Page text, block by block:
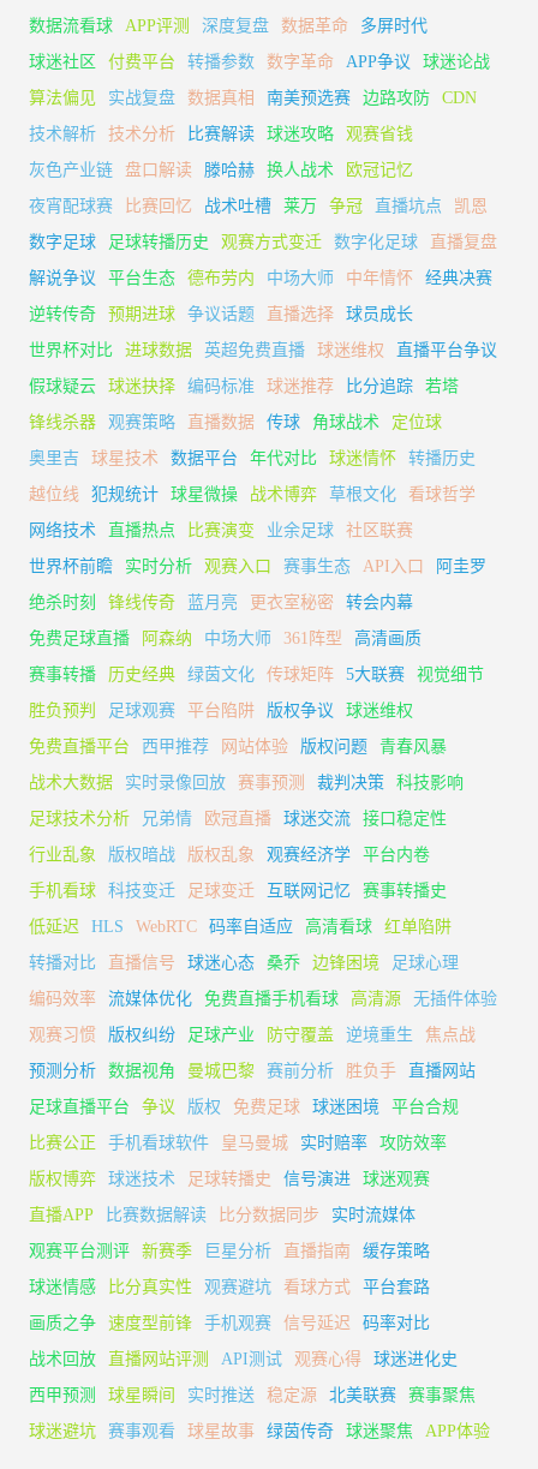
数据流看球
APP评测 深度复盘 数据革命
多屏时代
球迷社区
付费平台 转播参数 数字革命 APP争议
球迷论战
算法偏见
实战复盘 数据真相 南美预选赛 边路攻防
CDN
技术解析
技术分析 比赛解读 球迷攻略
观赛省钱
灰色产业链
盘口解读 滕哈赫 换人战术
欧冠记忆
夜宵配球赛
比赛回忆 战术吐槽 莱万 争冠 直播坑点
凯恩
数字足球
足球转播历史 观赛方式变迁 数字化足球
直播复盘
解说争议
平台生态 德布劳内 中场大师 中年情怀
经典决赛
逆转传奇
预期进球 争议话题 直播选择
球员成长
世界杯对比
进球数据 英超免费直播 球迷维权
直播平台争议
假球疑云
球迷抉择 编码标准 球迷推荐 比分追踪
若塔
锋线杀器
观赛策略 直播数据 传球 角球战术
定位球
奥里吉
球星技术 数据平台 年代对比 球迷情怀
转播历史
越位线
犯规统计 球星微操 战术博弈 草根文化
看球哲学
网络技术
直播热点 比赛演变 业余足球
社区联赛
世界杯前瞻
实时分析 观赛入口 赛事生态 API入口
阿圭罗
绝杀时刻
锋线传奇 蓝月亮 更衣室秘密
转会内幕
免费足球直播
阿森纳 中场大师 361阵型
高清画质
赛事转播
历史经典 绿茵文化 传球矩阵 5大联赛
视觉细节
胜负预判
足球观赛 平台陷阱 版权争议
球迷维权
免费直播平台
西甲推荐 网站体验 版权问题
青春风暴
战术大数据
实时录像回放 赛事预测 裁判决策
科技影响
足球技术分析
兄弟情 欧冠直播 球迷交流
接口稳定性
行业乱象
版权暗战 版权乱象 观赛经济学
平台内卷
手机看球
科技变迁 足球变迁 互联网记忆
赛事转播史
低延迟
HLS WebRTC 码率自适应 高清看球
红单陷阱
转播对比
直播信号 球迷心态 桑乔 边锋困境
足球心理
编码效率
流媒体优化 免费直播手机看球 高清源
无插件体验
观赛习惯
版权纠纷 足球产业 防守覆盖 逆境重生
焦点战
预测分析
数据视角 曼城巴黎 赛前分析 胜负手
直播网站
足球直播平台
争议 版权 免费足球 球迷困境
平台合规
比赛公正
手机看球软件 皇马曼城 实时赔率
攻防效率
版权博弈
球迷技术 足球转播史 信号演进
球迷观赛
直播APP
比赛数据解读 比分数据同步
实时流媒体
观赛平台测评
新赛季 巨星分析 直播指南
缓存策略
球迷情感
比分真实性 观赛避坑 看球方式
平台套路
画质之争
速度型前锋 手机观赛 信号延迟
码率对比
战术回放
直播网站评测 API测试 观赛心得
球迷进化史
西甲预测
球星瞬间 实时推送 稳定源 北美联赛
赛事聚焦
球迷避坑
赛事观看 球星故事 绿茵传奇 球迷聚焦 APP体验